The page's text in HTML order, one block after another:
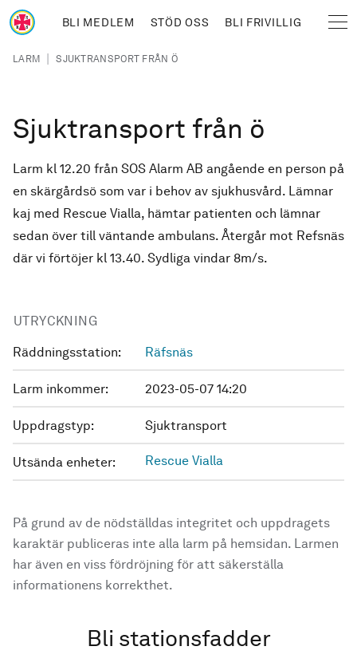
Hoppa till huvudinnehåll
BLI MEDLEM STÖD OSS BLI FRIVILLIG
Länkstig
LARM | SJUKTRANSPORT FRÅN Ö
Sjuktransport från ö
Larm kl 12.20 från SOS Alarm AB angående en person på
en skärgårdsö som var i behov av sjukhusvård. Lämnar
kaj med Rescue Vialla, hämtar patienten och lämnar
sedan över till väntande ambulans. Återgår mot Refsnäs
där vi förtöjer kl 13.40. Sydliga vindar 8m/s.
UTRYCKNING
Räddningsstation: Räfsnäs
Larm inkommer: 2023-05-07 14:20
Uppdragstyp: Sjuktransport
Utsända enheter: Rescue Vialla
På grund av de nödställdas integritet och uppdragets
karaktär publiceras inte alla larm på hemsidan. Larmen
har även en viss fördröjning för att säkerställa
informationens korrekthet.
Bli stationsfadder